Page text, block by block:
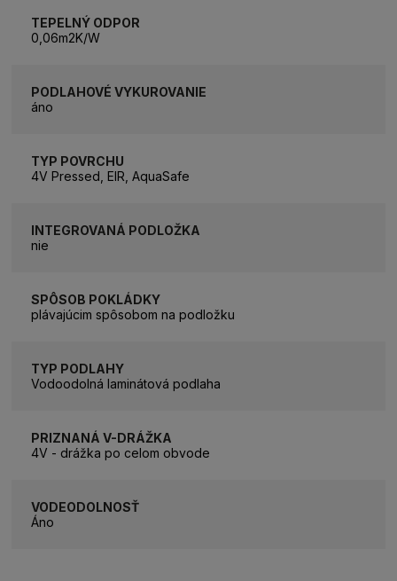
TEPELNÝ ODPOR
0,06m2K/W
PODLAHOVÉ VYKUROVANIE
áno
TYP POVRCHU
4V Pressed, EIR, AquaSafe
INTEGROVANÁ PODLOŽKA
nie
SPÔSOB POKLÁDKY
plávajúcim spôsobom na podložku
TYP PODLAHY
Vodoodolná laminátová podlaha
PRIZNANÁ V-DRÁŽKA
4V - drážka po celom obvode
VODEODOLNOSŤ
Áno